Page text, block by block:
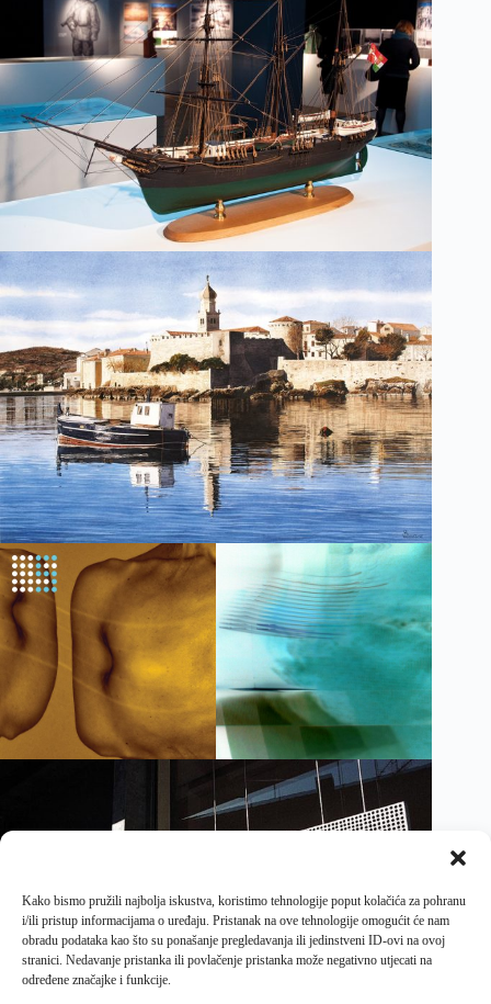
Kako bismo pružili najbolja iskustva, koristimo tehnologije poput kolačića za pohranu
i/ili pristup informacijama o uređaju. Pristanak na ove tehnologije omogućit će nam
obradu podataka kao što su ponašanje pregledavanja ili jedinstveni ID-ovi na ovoj
stranici. Nedavanje pristanka ili povlačenje pristanka može negativno utjecati na
određene značajke i funkcije.